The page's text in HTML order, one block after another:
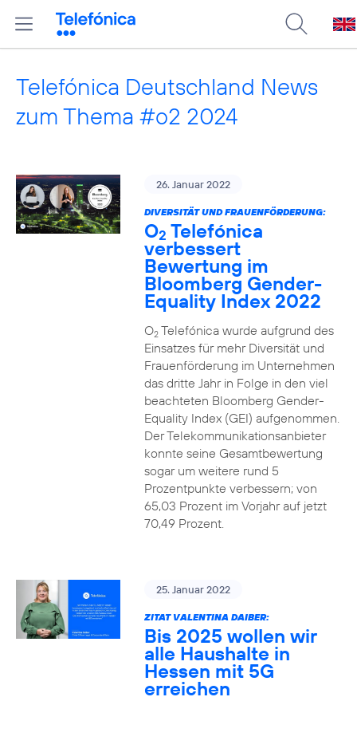
Telefónica Deutschland News
zum Thema #o2 2024
26. Januar 2022
DIVERSITÄT UND FRAUENFÖRDERUNG:
O2 Telefónica
verbessert
Bewertung im
Bloomberg Gender-
Equality Index 2022
O2Telefónica wurde aufgrund des
Einsatzes für mehr Diversität und
Frauenförderung im Unternehmen
das dritte Jahr in Folge in den viel
beachteten Bloomberg Gender-
Equality Index (GEI) aufgenommen.
Der Telekommunikationsanbieter
konnte seine Gesamtbewertung
sogar um weitere rund 5
Prozentpunkte verbessern; von
65,03 Prozent im Vorjahr auf jetzt
70,49 Prozent.
25. Januar 2022
ZITAT VALENTINA DAIBER:
Bis 2025 wollen wir
alle Haushalte in
Hessen mit 5G
erreichen